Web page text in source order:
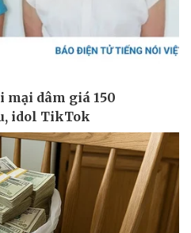
Thị trường
Giá vàng
Tiêu dùng
Tỷ giá
Chứng khoán
Giá cà phê